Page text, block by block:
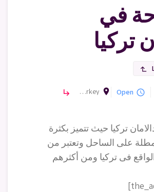
في
تركيا
subdirectory_arrow_left
معالم سياحية
query_builder
Open
room
Dalaman, Muğla, Turkey
subdirectory_arrow_right
تركيا حيث تتميز بكثرة
على الساحل وتعتبر من
فى تركيا ومن أكثرهم